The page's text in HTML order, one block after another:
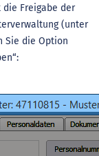
Freigabe der
(unter
Sie die Option